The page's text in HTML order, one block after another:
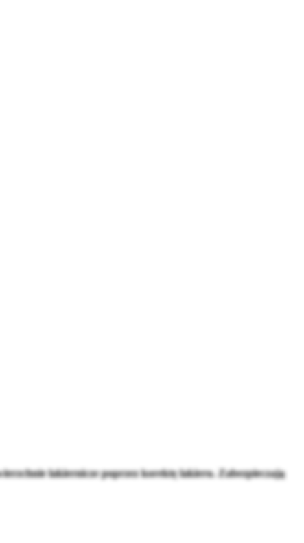
lakiernicze poprzez korektę lakieru. Zabezpieczają